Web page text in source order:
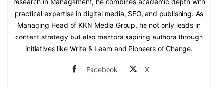
research in Management, he combines academic depth with
practical expertise in digital media, SEO, and publishing. As
Managing Head of KKN Media Group, he not only leads in
content strategy but also mentors aspiring authors through
initiatives like Write & Learn and Pioneers of Change.
Facebook X